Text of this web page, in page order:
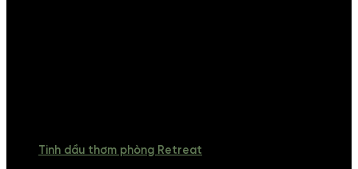
Tinh dầu thơm phòng Retreat